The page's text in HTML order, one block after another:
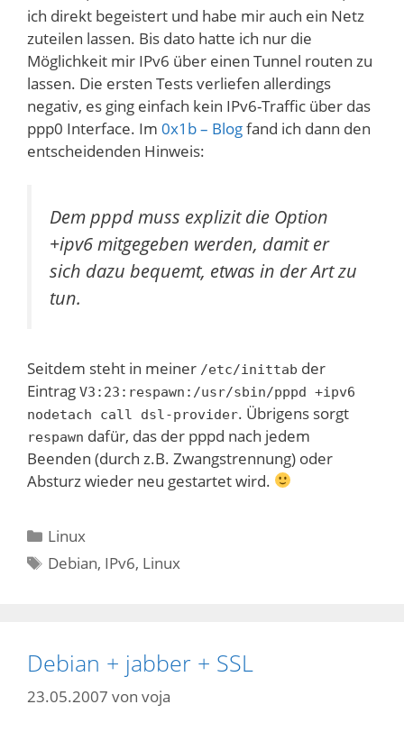
ich direkt begeistert und habe mir auch ein Netz
zuteilen lassen. Bis dato hatte ich nur die
Möglichkeit mir IPv6 über einen Tunnel routen zu
lassen. Die ersten Tests verliefen allerdings
negativ, es ging einfach kein IPv6-Traffic über das
ppp0 Interface. Im 0x1b – Blogfand ich dann den
entscheidenden Hinweis:
Dem pppd muss explizit die Option
+ipv6 mitgegeben werden, damit er
sich dazu bequemt, etwas in der Art zu
tun.
Seitdem steht in meiner /etc/inittab der
Eintrag V3:23:respawn:/usr/sbin/pppd +ipv6
nodetach call dsl-provider. Übrigens sorgt
respawn dafür, das der pppd nach jedem
Beenden (durch z.B. Zwangstrennung) oder
Absturz wieder neu gestartet wird.
Kategorien
Linux
Schlagwörter
Debian, IPv6, Linux
Debian + jabber + SSL
23.05.2007 von voja